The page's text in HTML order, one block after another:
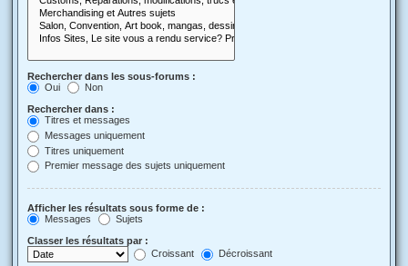
Rechercher dans les sous-forums :
Oui
Non
Rechercher dans :
Titres et messages
Messages uniquement
Titres uniquement
Premier message des sujets uniquement
Afficher les résultats sous forme de :
Messages
Sujets
Classer les résultats par :
Croissant
Décroissant